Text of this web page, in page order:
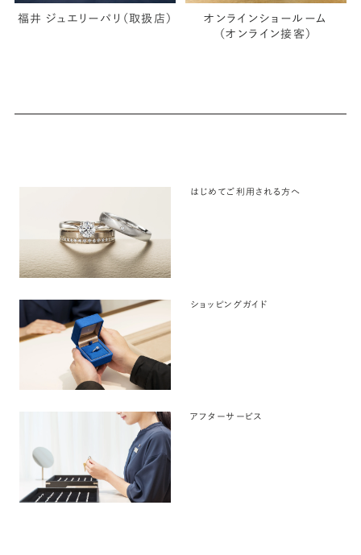
福井 ジュエリーパリ（取扱店）
オンラインショールーム
（オンライン接客）
はじめてご利用される方へ
ショッピングガイド
アフターサービス